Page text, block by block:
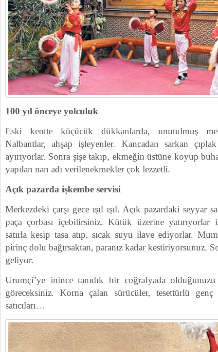
100 yıl önceye yolculuk
Eski kentte küçücük dükkanlarda, unutulmuş
Nalbantlar, ahşap işleyenler. Kancadan sarkan
ayırıyorlar. Sonra şişe takıp, ekmeğin üstüne koyup
yapılan nan adı verilenekmekler çok lezzetli.
Açık pazarda işkembe servisi
Merkezdeki çarşı gece ışıl ışıl. Açık pazardaki seyyar
paça çorbası içebilirsiniz. Kütük üzerine yatırıyorlar
satırla kesip tasa atıp, sıcak suyu ilave ediyorlar.
pirinç dolu bağırsaktan, paranız kadar kestiriyorsunuz.
geliyor.
Urumçi’ye inince tanıdık bir coğrafyada
göreceksiniz. Korna çalan sürücüler, tesettürlü genç
satıcıları…